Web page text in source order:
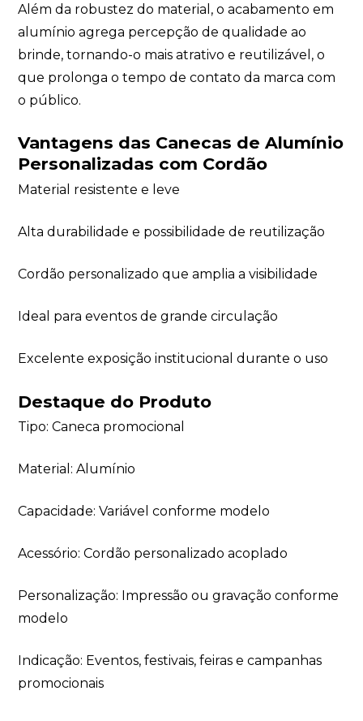
Além da robustez do material, o acabamento em
alumínio agrega percepção de qualidade ao
brinde, tornando-o mais atrativo e reutilizável, o
que prolonga o tempo de contato da marca com
o público.
Vantagens das Canecas de Alumínio
Personalizadas com Cordão
Material resistente e leve
Alta durabilidade e possibilidade de reutilização
Cordão personalizado que amplia a visibilidade
Ideal para eventos de grande circulação
Excelente exposição institucional durante o uso
Destaque do Produto
Tipo: Caneca promocional
Material: Alumínio
Capacidade: Variável conforme modelo
Acessório: Cordão personalizado acoplado
Personalização: Impressão ou gravação conforme
modelo
Indicação: Eventos, festivais, feiras e campanhas
promocionais